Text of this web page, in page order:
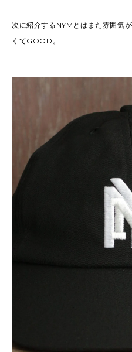
次に紹介するNYMとはまた雰囲気
くてGOOD。